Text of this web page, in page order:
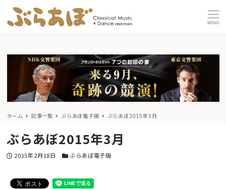
MENU
ホーム 記事一覧 ぶらあぼ電子版 ぶらあぼ2015年3月
ぶらあぼ2015年3月
投稿日
2015年2月18日 カテゴリー
ぶらあぼ電子版